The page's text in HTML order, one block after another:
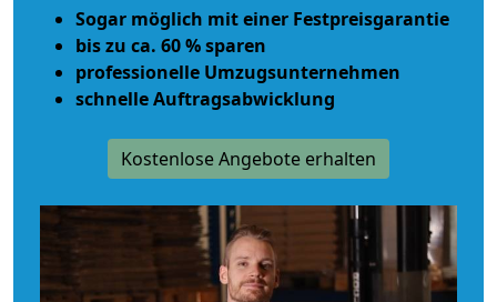
Sogar möglich mit einer Festpreisgarantie
bis zu ca. 60 % sparen
professionelle Umzugsunternehmen
schnelle Auftragsabwicklung
Kostenlose Angebote erhalten